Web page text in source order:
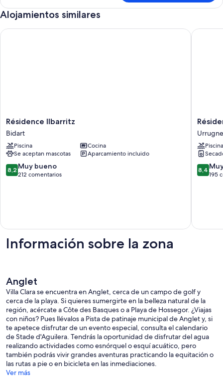
Confort,
terraza
Alojamientos similares
Résidence
Ilbarritz
Bidart
Résidence Ilbarritz
Bidart
Piscina
Cocina
Se aceptan mascotas
Aparcamiento incluido
8.2
sobre
8,2 Muy bueno
212 comentarios
Résidence Ilbarritz
Fort
Socoa
Urrugne
Urrugne
Piscina
8.4
sobre
8,4
195
Información sobre la zona
Anglet
Villa Clara se encuentra en Anglet, cerca de un campo de golf y
cerca de la playa. Si quieres sumergirte en la belleza natural de la
región, acércate a Côte des Basques o a Playa de Hossegor. ¿Viajas
con niños? Pues llévalos a Pista de patinaje municipal de Anglet y, si
te apetece disfrutar de un evento especial, consulta el calendario
de Stade d'Aguilera. Tendrás la oportunidad de disfrutar del agua
realizando actividades como esnórquel o esquí acuático, pero
también podrás vivir grandes aventuras practicando la equitación o
las rutas a pie o en bicicleta en las inmediaciones.
Ver más